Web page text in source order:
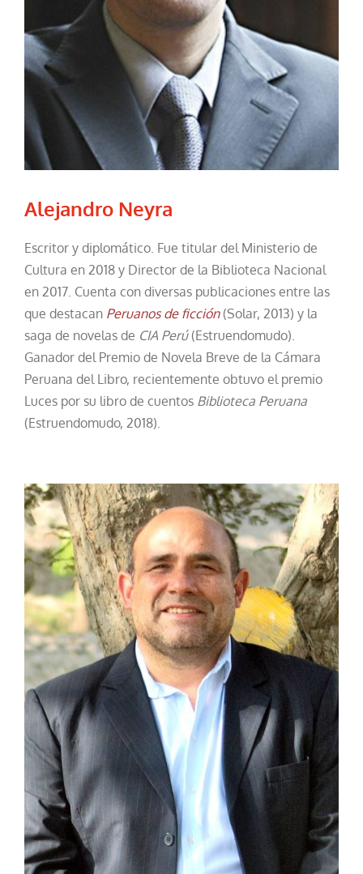
Alejandro Neyra
Escritor y diplomático. Fue titular del Ministerio de
Cultura en 2018 y Director de la Biblioteca Nacional
en 2017. Cuenta con diversas publicaciones entre las
que destacan Peruanos de ficción(Solar, 2013) y la
saga de novelas de CIA Perú(Estruendomudo).
Ganador del Premio de Novela Breve de la Cámara
Peruana del Libro, recientemente obtuvo el premio
Luces por su libro de cuentos Biblioteca Peruana
(Estruendomudo, 2018).